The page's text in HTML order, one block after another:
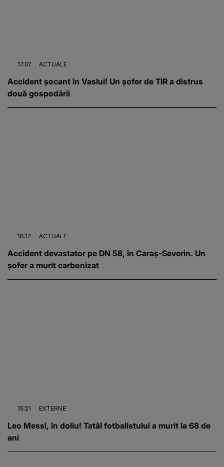
17:07 ACTUALE
Accident șocant în Vaslui! Un șofer de TIR a distrus
două gospodării
16:12 ACTUALE
Accident devastator pe DN 58, în Caraș-Severin. Un
șofer a murit carbonizat
15:21 EXTERNE
Leo Messi, în doliu! Tatăl fotbalistului a murit la 68 de
ani